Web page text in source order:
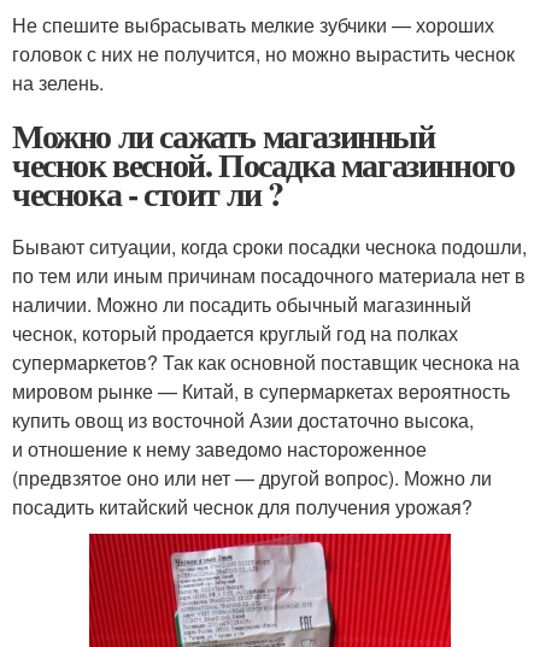
Не спешите выбрасывать мелкие зубчики — хороших
головок с них не получится, но можно вырастить чеснок
на зелень.
Можно ли сажать магазинный
чеснок весной. Посадка магазинного
чеснока - стоит ли ?
Бывают ситуации, когда сроки посадки чеснока подошли,
по тем или иным причинам посадочного материала нет в
наличии. Можно ли посадить обычный магазинный
чеснок, который продается круглый год на полках
супермаркетов? Так как основной поставщик чеснока на
мировом рынке — Китай, в супермаркетах вероятность
купить овощ из восточной Азии достаточно высока,
и отношение к нему заведомо настороженное
(предвзятое оно или нет — другой вопрос). Можно ли
посадить китайский чеснок для получения урожая?